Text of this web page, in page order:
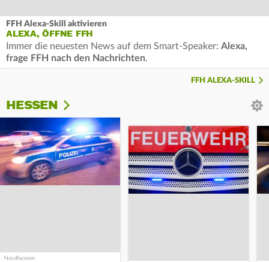
FFH Alexa-Skill aktivieren
ALEXA, ÖFFNE FFH
Immer die neuesten News auf dem Smart-Speaker: Alexa,
frage FFH nach den Nachrichten.
FFH ALEXA-SKILL
HESSEN